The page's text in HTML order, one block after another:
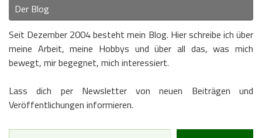
Der Blog
Seit Dezember 2004 besteht mein Blog. Hier schreibe ich über
meine Arbeit, meine Hobbys und über all das, was mich
bewegt, mir begegnet, mich interessiert.
Lass dich per Newsletter von neuen Beiträgen und
Veröffentlichungen informieren.
Type your email…